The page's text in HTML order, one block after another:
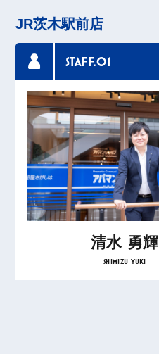
JR茨木駅前店
STAFF.01
清水 勇輝
SHIMIZU YUKI